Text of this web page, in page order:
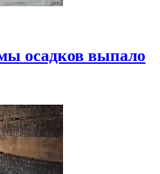
осадков выпало